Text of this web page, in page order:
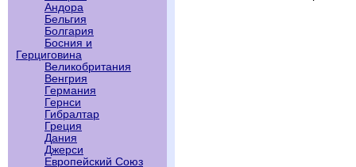
Андора
Бельгия
Болгария
Босния и
Герциговина
Великобритания
Венгрия
Германия
Гернси
Гибралтар
Греция
Дания
Джерси
Европейский Союз